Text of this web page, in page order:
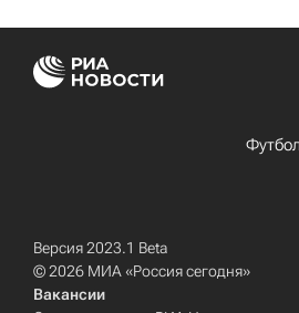
Футбол
Версия 2023.1 Beta
© 2026 МИА «Россия сегодня»
Вакансии